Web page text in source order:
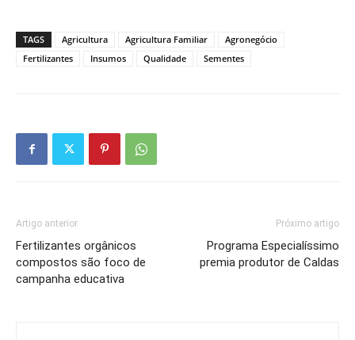
TAGS Agricultura Agricultura Familiar
Agronegócio
Fertilizantes
Insumos Qualidade Sementes
Artigo anterior
Fertilizantes orgânicos
compostos são foco de
campanha educativa
Próximo artigo
Programa Especialíssimo
premia produtor de Caldas